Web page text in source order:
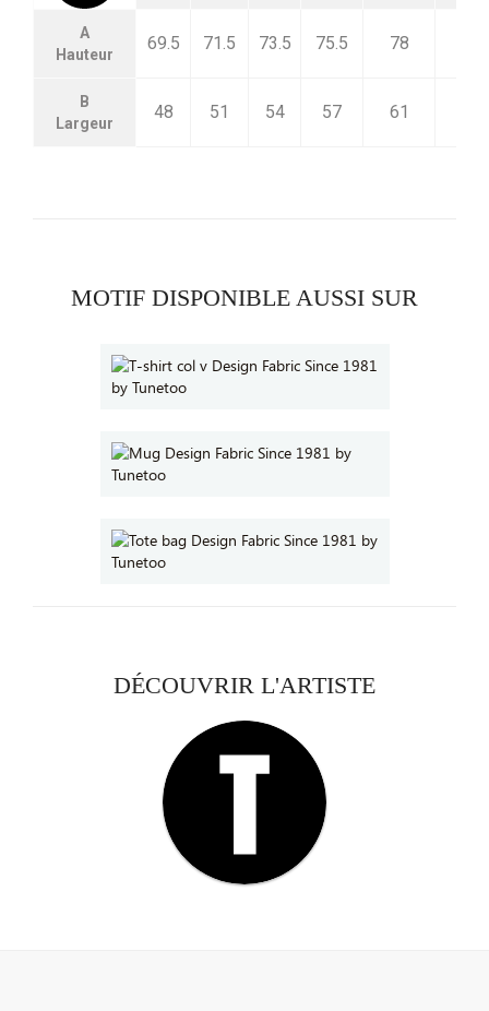
A
Hauteur
69.5 71.5 73.5 75.5 78
B
Largeur
48 51 54 57 61
MOTIF DISPONIBLE AUSSI SUR
DÉCOUVRIR L'ARTISTE